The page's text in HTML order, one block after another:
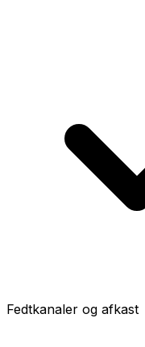
Fedtkanaler og afkast